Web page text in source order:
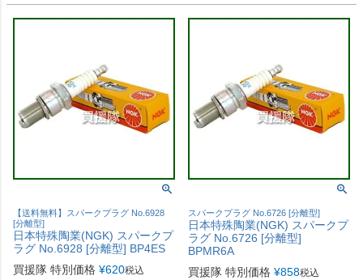
【送料無料】スパークプラグ No.6928
[分離型]
日本特殊陶業(NGK) スパークプ
ラグ No.6928 [分離型] BP4ES
買援隊 特別価格 ¥620税込
スパークプラグ No.6726 [分離型]
日本特殊陶業(NGK) スパークプ
ラグ No.6726 [分離型]
BPMR6A
買援隊 特別価格 ¥858税込